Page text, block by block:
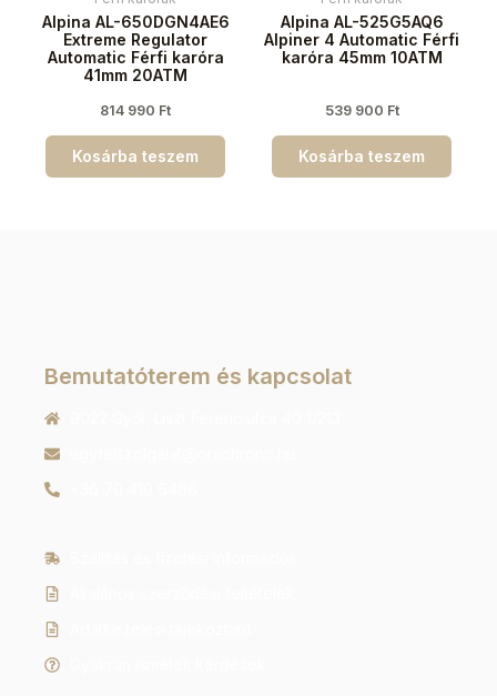
Alpina AL-650DGN4AE6
Extreme Regulator
Automatic Férfi karóra
41mm 20ATM
814 990 Ft
Kosárba teszem
Alpina AL-525G5AQ6
Alpiner 4 Automatic Férfi
karóra 45mm 10ATM
539 900 Ft
Kosárba teszem
Bemutatóterem és kapcsolat